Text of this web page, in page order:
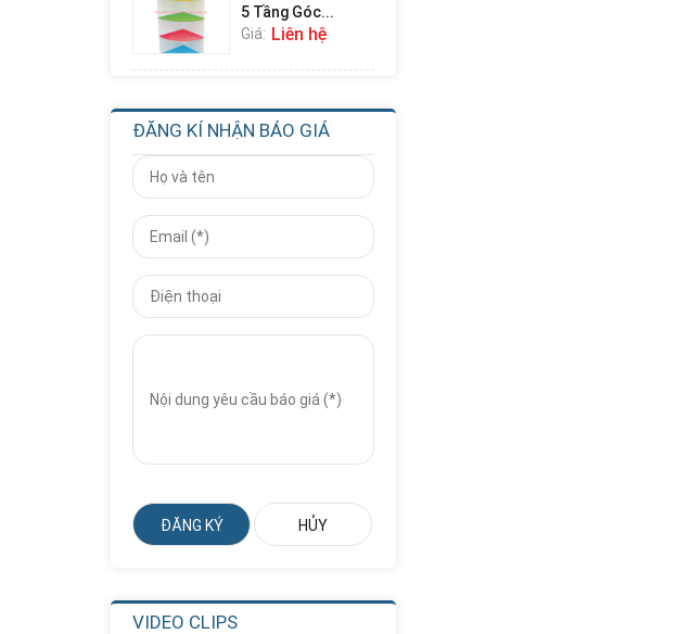
5 Tầng Góc...
Giá: Liên hệ
4 Tầng Góc...
Giá: Liên hệ
Giá Đựng Đồ Chơi
Nhà Chơi Cầu
Nhà Chơi Cầu
Trượt Kép
ĐĂNG KÍ NHẬN BÁO GIÁ
VIDEO CLIPS